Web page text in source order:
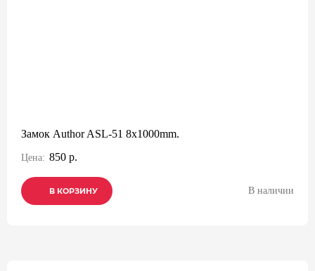
Замок Author ASL-51 8x1000mm.
Цена: 850 р.
В КОРЗИНУ
В КОРЗИНУ
В КОРЗИНУ В наличии